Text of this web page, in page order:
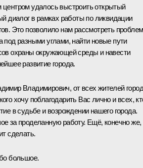
удалось выстроить открытый
диалог в рамках работы по ликвидации
Это позволило нам рассмотреть
под разными углами, найти новые пути
охраны окружающей среды и навести
развитие города.
Владимирович, от всех жителей
хочу поблагодарить Вас лично и всех,
в судьбе и возрождении нашего города.
за проделанную работу. Ещё, конечно же,
сделать.
большое.